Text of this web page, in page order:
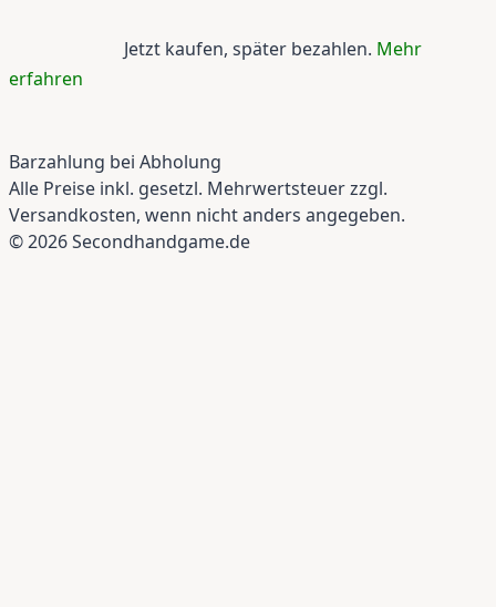
Jetzt kaufen, später bezahlen. Mehr
erfahren
Barzahlung bei Abholung
Alle Preise inkl. gesetzl. Mehrwertsteuer zzgl.
Versandkosten, wenn nicht anders angegeben.
© 2026 Secondhandgame.de